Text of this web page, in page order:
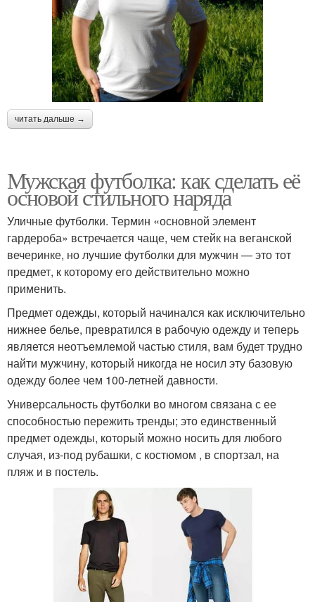
читать дальше →
Мужская футболка: как сделать её
основой стильного наряда
Уличные футболки. Термин «основной элемент
гардероба» встречается чаще, чем стейк на веганской
вечеринке, но лучшие футболки для мужчин — это тот
предмет, к которому его действительно можно
применить.
Предмет одежды, который начинался как исключительно
нижнее белье, превратился в рабочую одежду и теперь
является неотъемлемой частью стиля, вам будет трудно
найти мужчину, который никогда не носил эту базовую
одежду более чем 100-летней давности.
Универсальность футболки во многом связана с ее
способностью пережить тренды; это единственный
предмет одежды, который можно носить для любого
случая, из-под рубашки, с костюмом , в спортзал, на
пляж и в постель.